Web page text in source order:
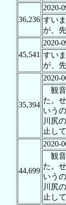
36,236
2020-
すい
が、
45,541
2020-
すい
が、
35,394
2020-
観音
た。
いう
川尻
止し
44,699
2020-
観音
た。
いう
川尻
止し